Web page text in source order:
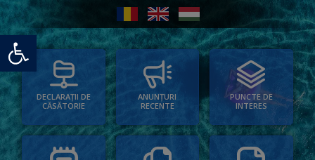
Deschide bara de unelte
DECLARAȚII DE
CĂSĂTORIE
ANUNȚURI
RECENTE
PUNCTE DE
INTERES